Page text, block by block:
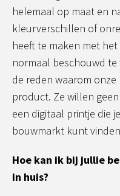
helemaal op maat en
kleurverschillen of
heeft te maken met
normaal beschouwd
de reden waarom
product. Ze willen
een digitaal printje die
bouwmarkt kunt
Hoe kan ik bij jullie
in huis?